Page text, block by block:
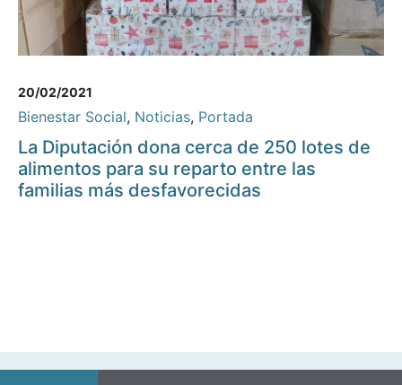
20/02/2021
Bienestar Social, Noticias, Portada
La Diputación dona cerca de 250 lotes de
alimentos para su reparto entre las
familias más desfavorecidas